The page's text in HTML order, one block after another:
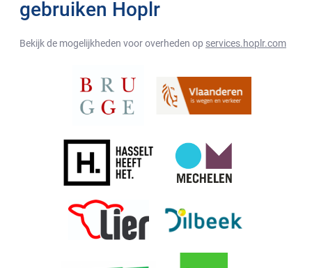
gebruiken Hoplr
Bekijk de mogelijkheden voor overheden op services.hoplr.com